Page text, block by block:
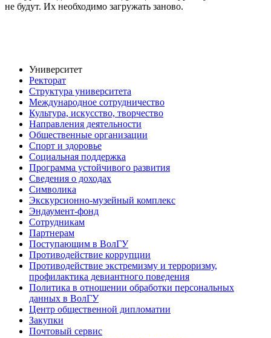
не будут. Их необходимо загружать заново.
Университет
Ректорат
Структура университета
Международное сотрудничество
Культура, искусство, творчество
Направления деятельности
Общественные организации
Спорт и здоровье
Социальная поддержка
Программа устойчивого развития
Сведения о доходах
Символика
Экскурсионно-музейный комплекс
Эндаумент-фонд
Сотрудникам
Партнерам
Поступающим в ВолГУ
Противодействие коррупции
Противодействие экстремизму и терроризму,
профилактика девиантного поведения
Политика в отношении обработки персональных
данных в ВолГУ
Центр общественной дипломатии
Закупки
Почтовый сервис